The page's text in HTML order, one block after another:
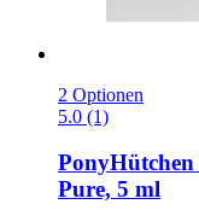
2 Optionen
5.0 (1)
PonyHütchen
Pure, 5 ml